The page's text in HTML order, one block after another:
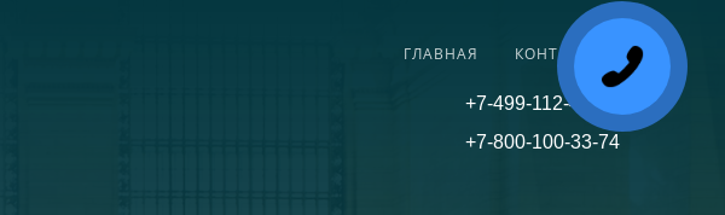
ГЛАВНАЯ КОНТАКТЫ
+7-499-112-45-81
+7-800-100-33-74